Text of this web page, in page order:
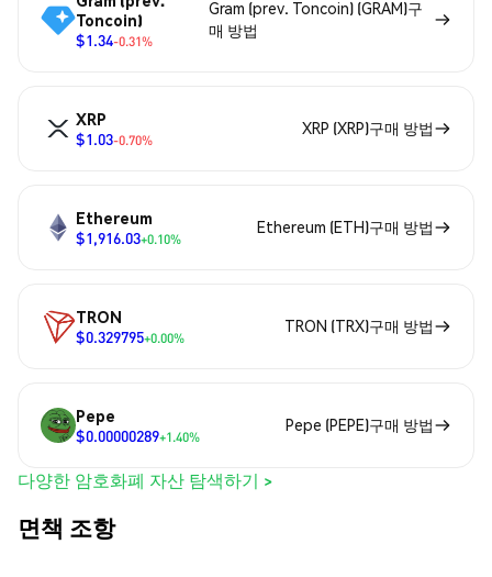
Toncoin)
$1.34-0.31%
Gram (prev. Toncoin) (GRAM)구
매 방법
XRP
$1.03-0.70%
XRP (XRP)구매 방법
Ethereum
$1,916.03+0.10%
Ethereum (ETH)구매 방법
TRON
$0.329795+0.00%
TRON (TRX)구매 방법
Pepe
$0.00000289+1.40%
Pepe (PEPE)구매 방법
다양한 암호화폐 자산 탐색하기 >
면책 조항